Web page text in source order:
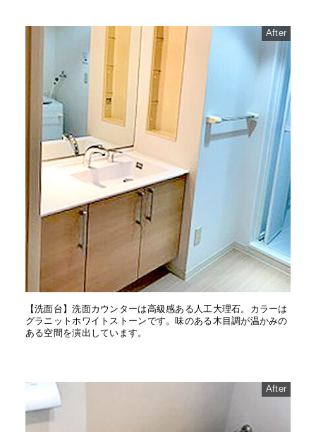
After
【洗面台】洗面カウンターは高級感ある人工大理石。カラーは
グラニットホワイトストーンです。味のある木目調が温かみの
ある空間を演出しています。
After